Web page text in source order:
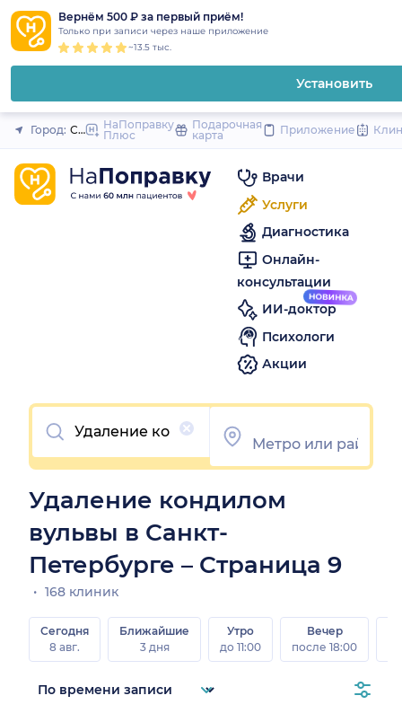
Вернём 500 ₽ за первый приём!
Только при записи через наше приложение
~13.5 тыс.
Установить
Закрыть
Город: Санкт-Петербург
НаПоправку
Плюс
Подарочная
карта
Приложение
Врачи
Услуги
Диагностика
Онлайн-
консультации
ИИ-доктор
Психологи
Акции
Очистить
Удаление кондилом
вульвы в Санкт-
Петербурге – Страница 9
168 клиник
Сегодня
8 авг.
Ближайшие
3 дня
Утро
до 11:00
Вечер
после 18:00